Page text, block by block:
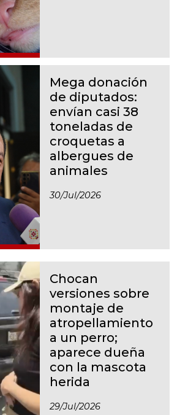
Mega donación
de diputados:
envían casi 38
toneladas de
croquetas a
albergues de
animales
30/jul/2026
Chocan
versiones sobre
montaje de
atropellamiento
a un perro;
aparece dueña
con la mascota
herida
29/jul/2026